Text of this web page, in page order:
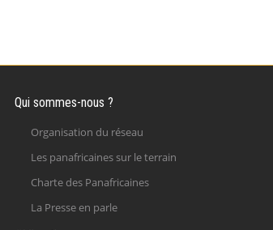
Qui sommes-nous ?
Organisation du réseau
Les panafricaines sur le terrain
Charte des Panafricaines
La Presse en parle